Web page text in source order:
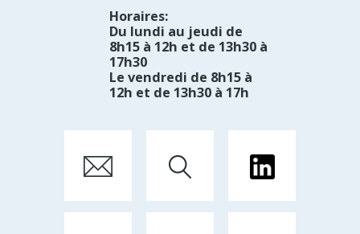
Horaires:
Du lundi au jeudi de
8h15 à 12h et de 13h30 à
17h30
Le vendredi de 8h15 à
12h et de 13h30 à 17h